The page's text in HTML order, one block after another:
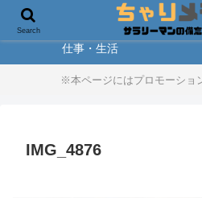
製品レビュー
仕事・生活
※本ページにはプロモーショ
IMG_4876
Search